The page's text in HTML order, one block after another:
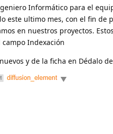
Informático para el
este ultimo mes, con el fin de
en nuestros proyectos.
Indexación
y de la ficha en Dédalo